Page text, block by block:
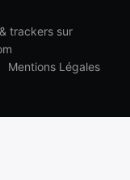
trackers sur
Mentions Légales